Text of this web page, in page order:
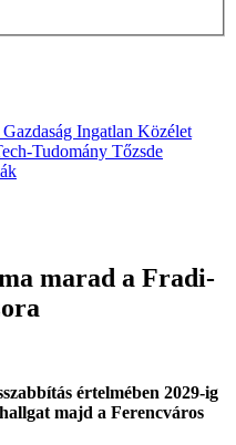
Gazdaság Ingatlan Közélet
Tudomány Tőzsde
marad a Fradi-
értelmében 2029-ig
majd a Ferencváros